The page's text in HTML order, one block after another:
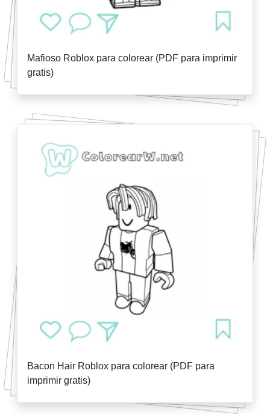
Mafioso Roblox para colorear (PDF para imprimir
gratis)
Bacon Hair Roblox para colorear (PDF para
imprimir gratis)